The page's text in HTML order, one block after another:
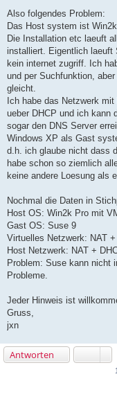
i
t
a
g
Also folgendes Problem:
Das Host system ist
Die Installation etc laeuft
installiert. Eigentlich laeuft
kein internet zugriff. Ich
und per Suchfunktion,
gleicht.
Ich habe das Netzwerk
ueber DHCP und ich kann
sogar den DNS Server
Windows XP als Gast
d.h. ich glaube nicht dass
habe schon so ziemlich
keine andere Loesung als
Nochmal die Daten in
Host OS: Win2k Pro mit
Gast OS: Suse 9
Virtuelles Netzwerk: NAT +
Host Netzwerk: NAT +
Problem: Suse kann nicht
Probleme.
Jeder Hinweis ist
Gruss,
jxn
Antworten